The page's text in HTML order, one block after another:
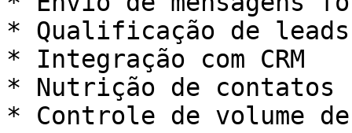
* Qualificação de leads
* Integração com CRM
* Nutrição de contatos
* Controle de volume